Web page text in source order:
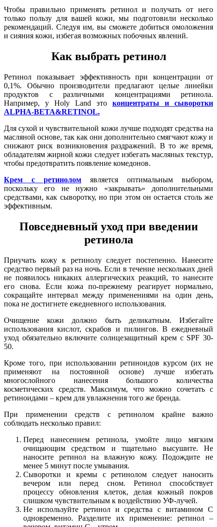
Чтобы правильно применять ретинол и получать от него
только пользу для вашей кожи, мы подготовили несколько
рекомендаций. Следуя им, вы сможете добиться омоложения
и сияния кожи, избегая возможных побочных явлений.
Как выбрать ретинол
Ретинол показывает эффективность при концентрации от
0,1%. Обычно производители предлагают целые линейки
продуктов с различными концентрациями ретинола.
Например, у Holy Land это концентраты и сыворотки
ALPHA-BETA&RETINOL.
Для сухой и чувствительной кожи лучше подходят средства на
масляной основе, так как они дополнительно смягчают кожу и
снижают риск возникновения раздражений. В то же время,
обладателям жирной кожи следует избегать масляных текстур,
чтобы предотвратить появление комедонов.
Крем с ретинолом является оптимальным выбором,
поскольку его не нужно «закрывать» дополнительными
средствами, как сыворотку, но при этом он остается столь же
эффективным.
Повседневный уход при введении
ретинола
Приучать кожу к ретинолу следует постепенно. Нанесите
средство первый раз на ночь. Если в течение нескольких дней
не появилось никаких аллергических реакций, то нанесите
его снова. Если кожа по-прежнему реагирует нормально,
сокращайте интервал между применениями на один день,
пока не достигнете ежедневного использования.
Очищение кожи должно быть деликатным. Избегайте
использования кислот, скрабов и пилингов. В ежедневный
уход обязательно включите солнцезащитный крем с SPF 30-
50.
Кроме того, при использовании ретиноидов курсом (их не
применяют на постоянной основе) лучше избегать
многослойного нанесения большого количества
косметических средств. Максимум, что можно сочетать с
ретиноидами – крем для увлажнения того же бренда.
При применении средств с ретинолом крайне важно
соблюдать несколько правил:
Перед нанесением ретинола, умойте лицо мягким
очищающим средством и тщательно высушите. Не
наносите ретинол на влажную кожу. Подождите не
менее 5 минут после умывания.
Сыворотки и кремы с ретинолом следует наносить
вечером или перед сном. Ретинол способствует
процессу обновления клеток, делая кожный покров
слишком чувствительным к воздействию УФ-лучей.
Не используйте ретинол и средства с витамином С
одновременно. Разделите их применение: ретинол –